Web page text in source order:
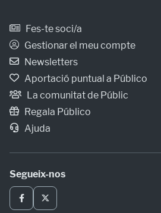
Fes-te soci/a
Gestionar el meu compte
Newsletters
Aportació puntual a Público
La comunitat de Públic
Regala Público
Ajuda
Segueix-nos